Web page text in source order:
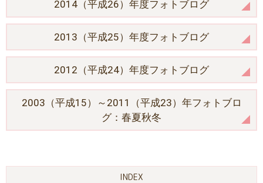
2014（平成26）年度フォトブログ
2013（平成25）年度フォトブログ
2012（平成24）年度フォトブログ
2003（平成15）～2011（平成23）年フォトブロ
グ：春夏秋冬
INDEX